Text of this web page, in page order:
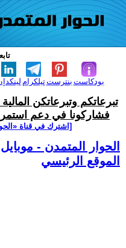
تيلكرامبنترست بودكاست
تبرعاتكم وتبرعاتكن
فشاركونا في دعم
[اشترك في قناة
الحوار المتمدن - موبايل
الموقع الرئيسي